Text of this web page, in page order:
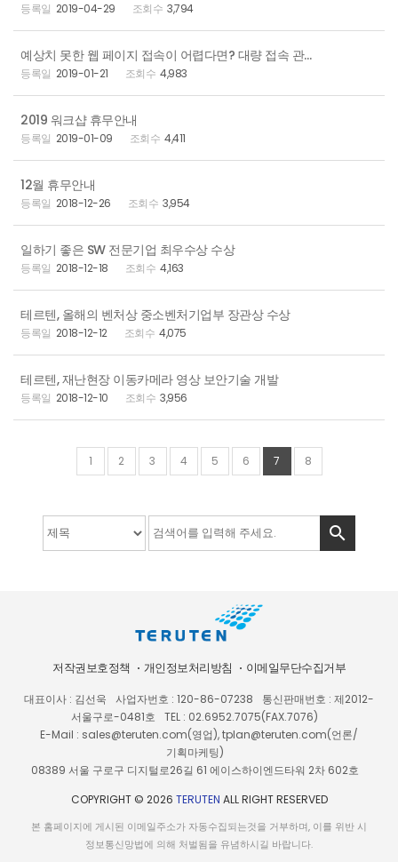
2019-04-29 3,794
예상치 못한 웹 페이지 접속이 어렵다면? 대량 접속 관리 솔루션 Tracer!
2019-01-21 4,983
2019 워크샵 휴무안내
2019-01-09 4,411
12월 휴무안내
2018-12-26 3,954
일하기 좋은 SW 전문기업 최우수상 수상
2018-12-18 4,163
테르텐, 올해의 벤처상 중소벤처기업부 장관상 수상
2018-12-12 4,075
테르텐, 재난현장 이동카메라 영상 보안기술 개발
2018-12-10 3,956
1 2 3 4 5 6 7 8

저작권보호정책 개인정보처리방침 이메일무단수집거부
대표이사 : 김선욱 사업자번호 : 120-86-07238
통신판매번호 : 제2012-
서울구로-0481호
TEL : 02.6952.7075(FAX.7076)
E-Mail : sales@teruten.com(영업), tplan@teruten.com(언론/
기획마케팅)
08389 서울 구로구 디지털로26길 61 에이스하이엔드타워 2차 602호
COPYRIGHT © 2026 TERUTEN ALL RIGHT RESERVED
본 홈페이지에 게시된 이메일주소가 자동수집되는것을 거부하며, 이를 위반 시
정보통신망법에 의해 처벌됨을 유념하시길 바랍니다.